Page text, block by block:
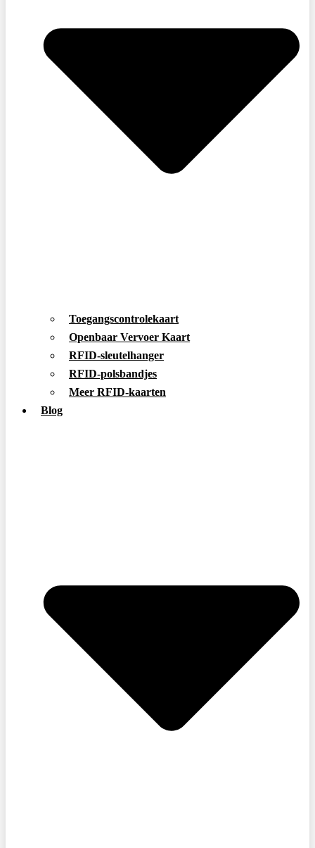
Toegangscontrolekaart
Openbaar Vervoer Kaart
RFID-sleutelhanger
RFID-polsbandjes
Meer RFID-kaarten
Blog